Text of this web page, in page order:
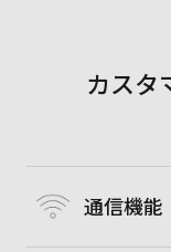
カスタ
通信機能